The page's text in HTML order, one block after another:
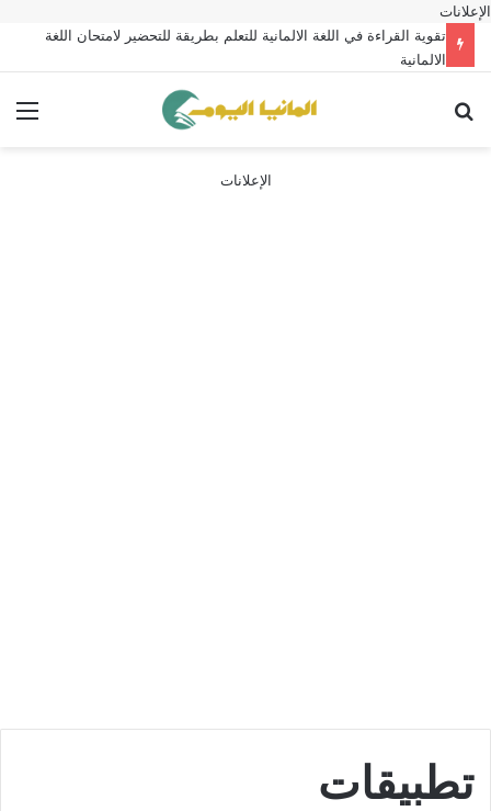
الإعلانات
تقوية القراءة في اللغة الالمانية للتعلم بطريقة للتحضير لامتحان اللغة
الالمانية
الإعلانات
تطبيقات